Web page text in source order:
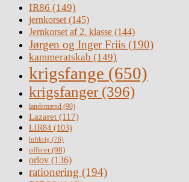
IR86 (149)
jernkorset(145)
Jernkorset af 2. klasse (144)
Jørgen og Inger Friis (190)
kammeratskab (149)
krigsfange (650)
krigsfanger (396)
landsmænd (90)
Lazaret (117)
LIR84 (103)
luftkrig (76)
officer(98)
orlov (136)
rationering (194)